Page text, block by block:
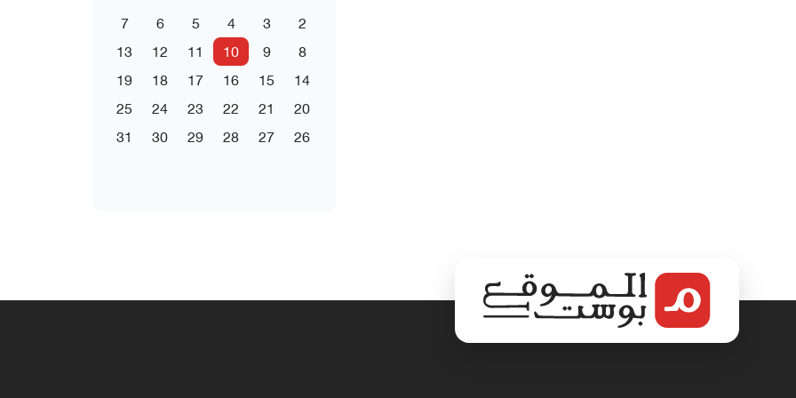
2
3
4
5
6
7
8
9
10
11
12
13
14
15
16
17
18
19
20
21
22
23
24
25
26
27
28
29
30
31